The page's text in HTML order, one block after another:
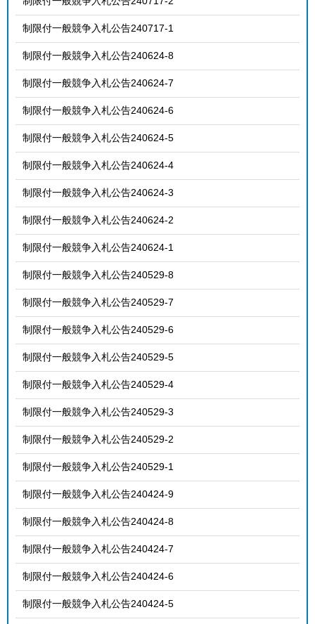
制限付一般競争入札公告240717-1
制限付一般競争入札公告240624-8
制限付一般競争入札公告240624-7
制限付一般競争入札公告240624-6
制限付一般競争入札公告240624-5
制限付一般競争入札公告240624-4
制限付一般競争入札公告240624-3
制限付一般競争入札公告240624-2
制限付一般競争入札公告240624-1
制限付一般競争入札公告240529-8
制限付一般競争入札公告240529-7
制限付一般競争入札公告240529-6
制限付一般競争入札公告240529-5
制限付一般競争入札公告240529-4
制限付一般競争入札公告240529-3
制限付一般競争入札公告240529-2
制限付一般競争入札公告240529-1
制限付一般競争入札公告240424-9
制限付一般競争入札公告240424-8
制限付一般競争入札公告240424-7
制限付一般競争入札公告240424-6
制限付一般競争入札公告240424-5